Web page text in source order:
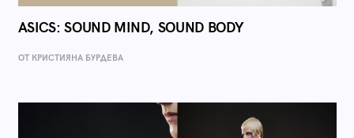
ASICS: SOUND MIND, SOUND BODY
ОТ КРИСТИЯНА БУРДЕВА